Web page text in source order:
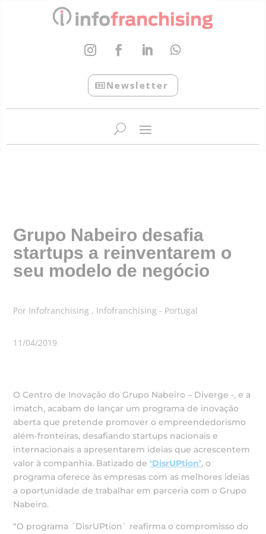
Newsletter
Grupo Nabeiro desafia
startups a reinventarem o
seu modelo de negócio
Por Infofranchising , Infofranchising - Portugal
11/04/2019
O Centro de Inovação do Grupo Nabeiro – Diverge -, e a
imatch, acabam de lançar um programa de inovação
aberta que pretende promover o empreendedorismo
além-fronteiras, desafiando startups nacionais e
internacionais a apresentarem ideias que acrescentem
valor à companhia. Batizado de‘DisrUPtion’, o
programa oferece às empresas com as melhores ideias
a oportunidade de trabalhar em parceria com o Grupo
Nabeiro.
“O programa ´DisrUPtion` reafirma o compromisso do